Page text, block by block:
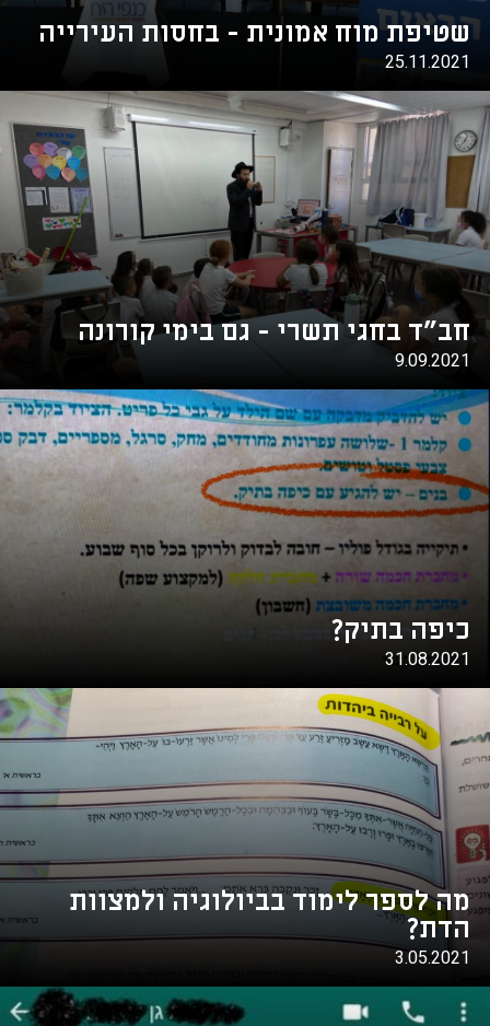
שטיפת מוח אמונית - בחסות העירייה
25.11.2021
חב"ד בחגי תשרי - גם בימי קורונה
9.09.2021
כיפה בתיק?
31.08.2021
מה לספר לימוד בביולוגיה ולמצוות
הדת?
3.05.2021